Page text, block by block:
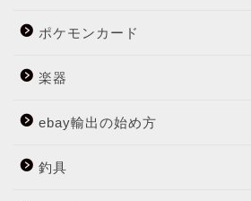
ポケモンカード
楽器
ebay輸出の始め方
釣具